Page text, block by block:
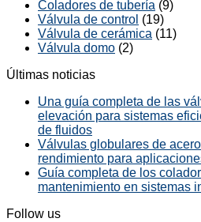
Coladores de tubería (9)
Válvula de control (19)
Válvula de cerámica (11)
Válvula domo (2)
Últimas noticias
Una guía completa de las
elevación para sistemas
de fluidos
Válvulas globulares de
rendimiento para
Guía completa de los
mantenimiento en sistemas
Follow us